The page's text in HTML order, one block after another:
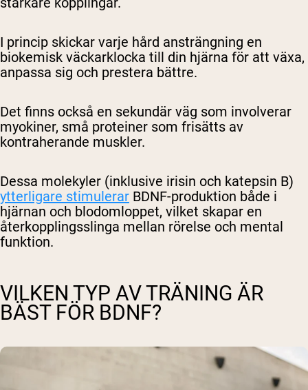
I princip skickar varje hård ansträngning en
biokemisk väckarklocka till din hjärna för att växa,
anpassa sig och prestera bättre.
Det finns också en sekundär väg som involverar
myokiner, små proteiner som frisätts av
kontraherande muskler.
Dessa molekyler (inklusive irisin och katepsin B)
ytterligare stimulerar BDNF-produktion både i
hjärnan och blodomloppet, vilket skapar en
återkopplingsslinga mellan rörelse och mental
funktion.
VILKEN TYP AV TRÄNING ÄR
BÄST FÖR BDNF?
Handla Nu